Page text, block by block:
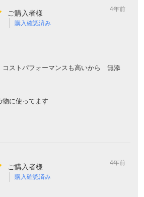
ご購入者様
購入確認済み
4年前
コストパフォーマンスも高いから 無添
物に使ってます
ご購入者様
購入確認済み
4年前